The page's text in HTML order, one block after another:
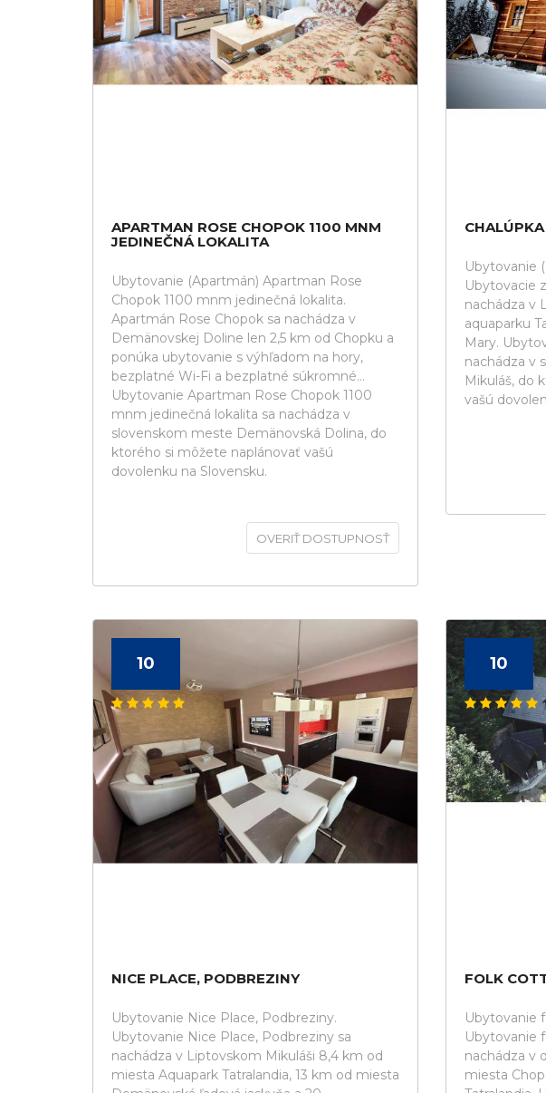
APARTMAN ROSE CHOPOK 1100 MNM
JEDINEČNÁ LOKALITA
Ubytovanie (Apartmán) Apartman Rose
Chopok 1100 mnm jedinečná lokalita.
Apartmán Rose Chopok sa nachádza v
Demänovskej Doline len 2,5 km od Chopku a
ponúka ubytovanie s výhľadom na hory,
bezplatné Wi-Fi a bezplatné súkromné...
Ubytovanie Apartman Rose Chopok 1100
mnm jedinečná lokalita sa nachádza v
slovenskom meste Demänovská Dolina, do
ktorého si môžete naplánovať vašú
dovolenku na Slovensku.
OVERIŤ DOSTUPNOSŤ
Ubytovanie
Ubytovacie
nachádza v
aquaparku
Mary.
nachádza v
Mikuláš, do
vašú
10
NICE PLACE, PODBREZINY
Ubytovanie Nice Place, Podbreziny.
Ubytovanie Nice Place, Podbreziny sa
nachádza v Liptovskom Mikuláši 8,4 km od
miesta Aquapark Tatralandia, 13 km od miesta
10
FOLK
Ubytovanie
Ubytovanie
nachádza v
miesta